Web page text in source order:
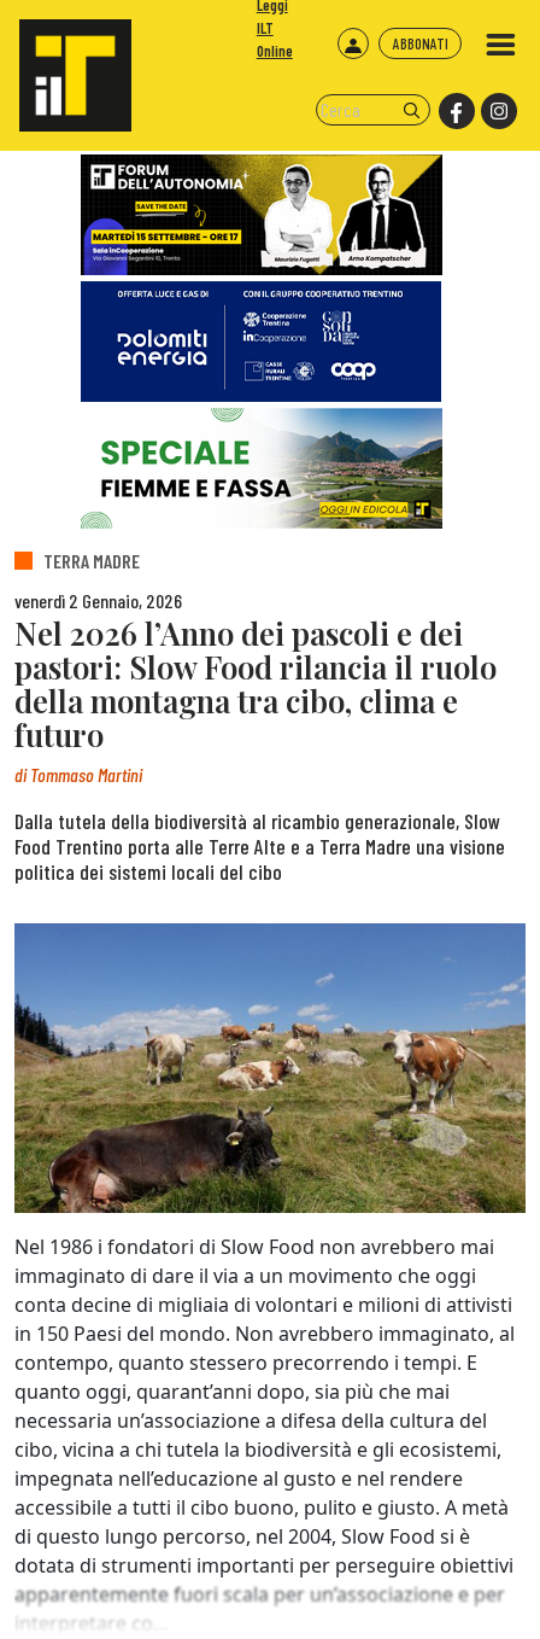
ABBONATI
Leggi
ILT
Online
TERRA MADRE
venerdì 2 Gennaio, 2026
Nel 2026 l’Anno dei pascoli e dei
pastori: Slow Food rilancia il ruolo
della montagna tra cibo, clima e
futuro
diTommaso Martini
Dalla tutela della biodiversità al ricambio generazionale, Slow
Food Trentino porta alle Terre Alte e a Terra Madre una visione
politica dei sistemi locali del cibo
Nel 1986 i fondatori di Slow Food non avrebbero mai
immaginato di dare il via a un movimento che oggi
conta decine di migliaia di volontari e milioni di attivisti
in 150 Paesi del mondo. Non avrebbero immaginato, al
contempo, quanto stessero precorrendo i tempi. E
quanto oggi, quarant’anni dopo, sia più che mai
necessaria un’associazione a difesa della cultura del
cibo, vicina a chi tutela la biodiversità e gli ecosistemi,
impegnata nell’educazione al gusto e nel rendere
accessibile a tutti il cibo buono, pulito e giusto. A metà
di questo lungo percorso, nel 2004, Slow Food si è
dotata di strumenti importanti per perseguire obiettivi
apparentemente fuori scala per un’associazione e per
interpretare co...